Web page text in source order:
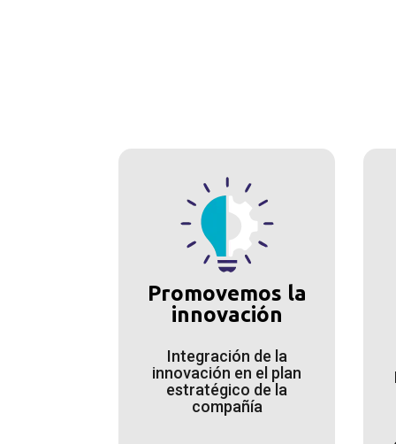
Promovemos la
innovación
Integración de la
innovación en el plan
estratégico de la
compañía